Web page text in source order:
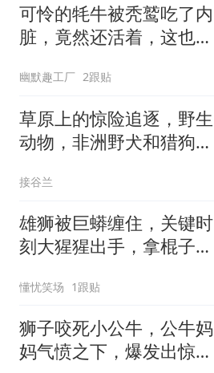
可怜的牦牛被秃鹫吃了内
脏，竟然还活着，这也太
幽默趣工厂 2跟贴
草原上的惊险追逐，野生
动物，非洲野犬和猎狗大
接谷兰
雄狮被巨蟒缠住，关键时
刻大猩猩出手，拿棍子把
懂忧笑场 1跟贴
狮子咬死小公牛，公牛妈
妈气愤之下，爆发出惊人